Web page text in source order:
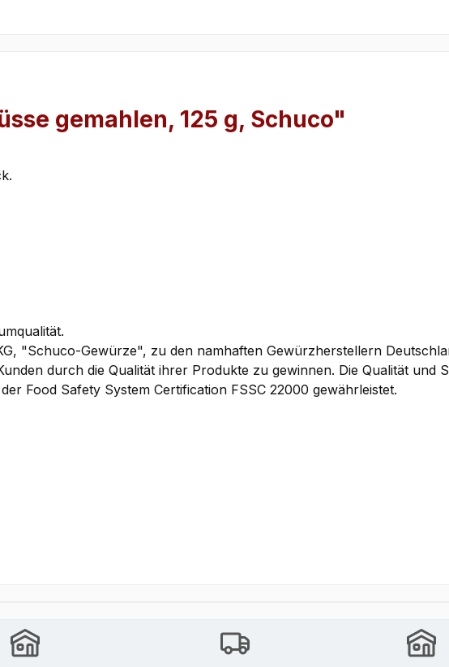
gemahlen, 125 g, Schuco"
"Schuco-Gewürze", zu den namhaften Gewürzherstellern
durch die Qualität ihrer Produkte zu gewinnen. Die Qualität und
Food Safety System Certification FSSC 22000 gewährleistet.